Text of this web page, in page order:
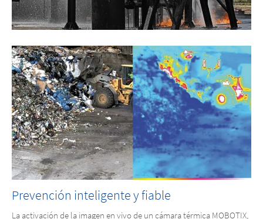
Prevención inteligente y fiable
La activación de la imagen en vivo de un cámara térmica MOBOTIX,